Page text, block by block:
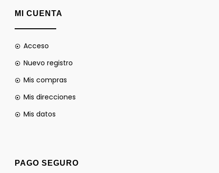
MI CUENTA
Acceso
Nuevo registro
Mis compras
Mis direcciones
Mis datos
PAGO SEGURO